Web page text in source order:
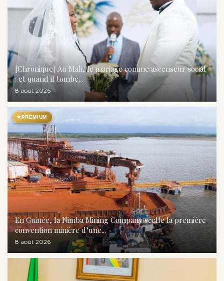
[Chronique] Au Mali, le mariage comme ascenseur social
: et quand il tombe...
8 août 2026
★PREMIUM
En Guinée, la Nimba Mining Company scelle la première
convention minière d’une...
8 août 2026